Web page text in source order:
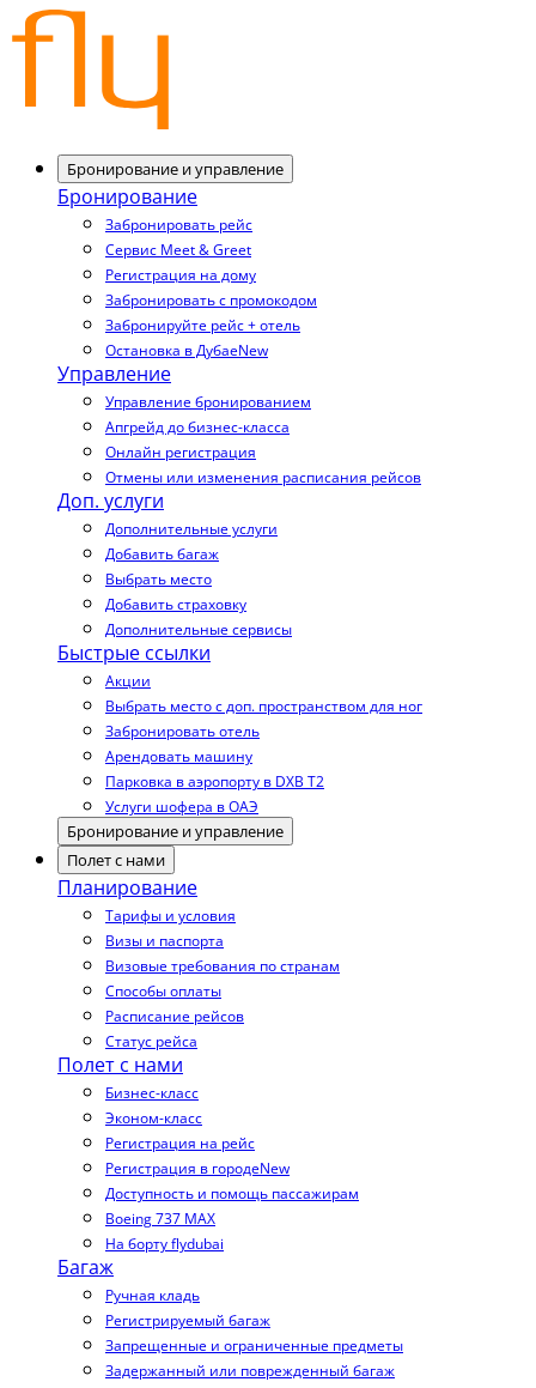
Бронирование и управление
Бронирование
Забронировать рейс
Сервис Meet & Greet
Регистрация на дому
Забронировать с промокодом
Забронируйте рейс + отель
Остановка в ДубаеNew
Управление
Управление бронированием
Апгрейд до бизнес-класса
Онлайн регистрация
Отмены или изменения расписания рейсов
Доп. услуги
Дополнительные услуги
Добавить багаж
Выбрать место
Добавить страховку
Дополнительные сервисы
Быстрые ссылки
Акции
Выбрать место с доп. пространством для ног
Забронировать отель
Арендовать машину
Парковка в аэропорту в DXB T2
Услуги шофера в ОАЭ
Бронирование и управление
Полет с нами
Планирование
Тарифы и условия
Визы и паспорта
Визовые требования по странам
Способы оплаты
Расписание рейсов
Статус рейса
Полет с нами
Бизнес-класс
Эконом-класс
Регистрация на рейс
Регистрация в городеNew
Доступность и помощь пассажирам
Boeing 737 MAX
На борту flydubai
Багаж
Ручная кладь
Регистрируемый багаж
Запрещенные и ограниченные предметы
Задержанный или поврежденный багаж